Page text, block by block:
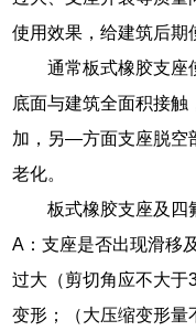
使用效果，给建筑后期
通常板式橡胶支座
底面与建筑全面积接
加，另—方面支座脱空
老化。
板式橡胶支座及四
A：支座是否出现滑移
过大（剪切角应不大于
变形；（大压缩变形量